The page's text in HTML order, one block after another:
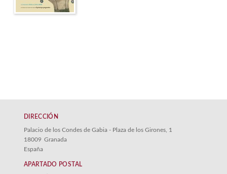
DIRECCIÓN
Palacio de los Condes de Gabia - Plaza de los Girones, 1
18009 Granada
España
APARTADO POSTAL